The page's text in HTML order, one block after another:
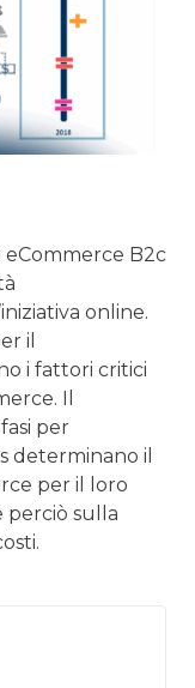
eCommerce B2c
online.
il
i fattori critici
Il
per
determinano il
per il loro
perciò sulla